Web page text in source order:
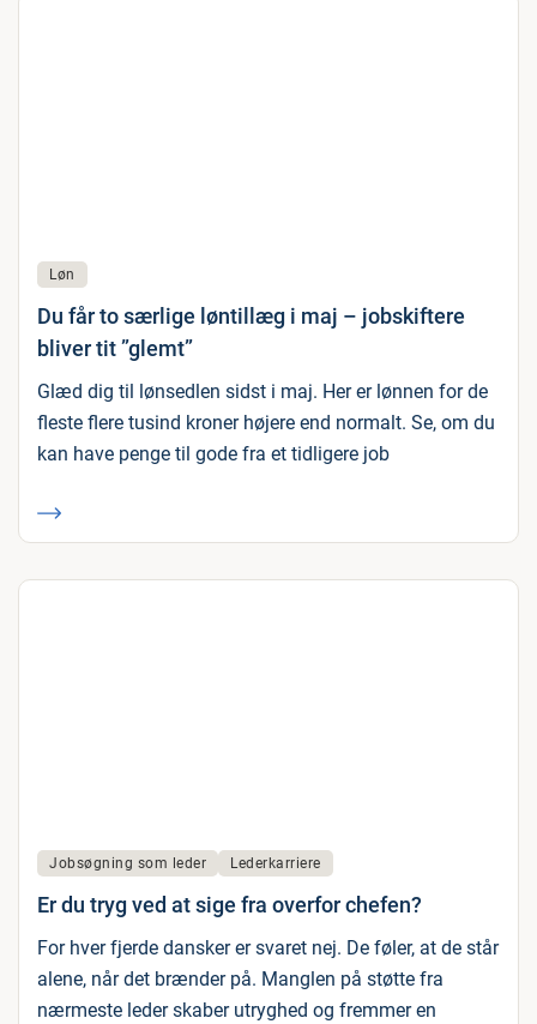
Løn
Du får to særlige løntillæg i maj – jobskiftere
bliver tit ”glemt”
Glæd dig til lønsedlen sidst i maj. Her er lønnen for de
fleste flere tusind kroner højere end normalt. Se, om du
kan have penge til gode fra et tidligere job
Jobsøgning som leder Lederkarriere
Er du tryg ved at sige fra overfor chefen?
For hver fjerde dansker er svaret nej. De føler, at de står
alene, når det brænder på. Manglen på støtte fra
nærmeste leder skaber utryghed og fremmer en